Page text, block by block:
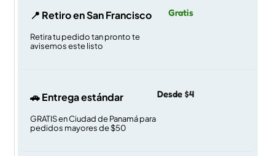
📍 Retiro en San Francisco
Retira tu pedido tan pronto te
avisemos este listo
Gratis
🚗 Entrega estándar
GRATIS en Ciudad de Panamá para
pedidos mayores de $50
Desde $4